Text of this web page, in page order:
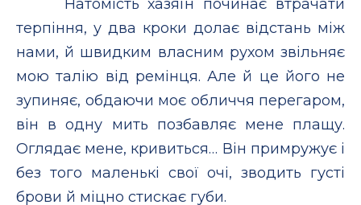
Натомість хазяїн починає втрачати
терпіння, у два кроки долає відстань між
нами, й швидким власним рухом звільняє
мою талію від ремінця. Але й це його не
зупиняє, обдаючи моє обличчя перегаром,
він в одну мить позбавляє мене плащу.
Оглядає мене, кривиться… Він примружує і
без того маленькі свої очі, зводить густі
брови й міцно стискає губи.